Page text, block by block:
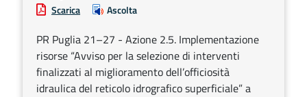
Scarica Ascolta
PR Puglia 21–27 - Azione 2.5. Implementazione
risorse “Avviso per la selezione di interventi
finalizzati al miglioramento dell’officiosità
idraulica del reticolo idrografico superficiale” a